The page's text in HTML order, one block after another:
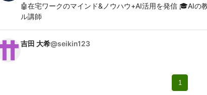
🤖在宅ワークのマインド&ノウハウ+AI活用を発信 🎓AIの
ル講師
吉田 大希@seikin123
1